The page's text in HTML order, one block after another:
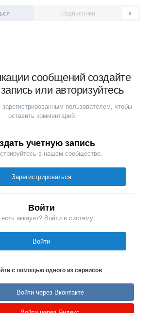
Подписчики 0
сообщений создайте
или авторизуйтесь
пользователем, чтобы
оставить комментарий
учетную запись
в нашем сообществе.
Зарегистрироваться
Войти
аккаунт? Войти в систему.
Войти
с помощью одного из сервисов
Войти через Вконтакте